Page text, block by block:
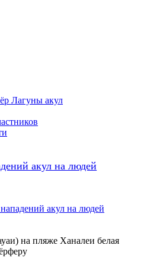
Лагуны акул
акул на людей
акул на людей
на пляже Ханалеи белая